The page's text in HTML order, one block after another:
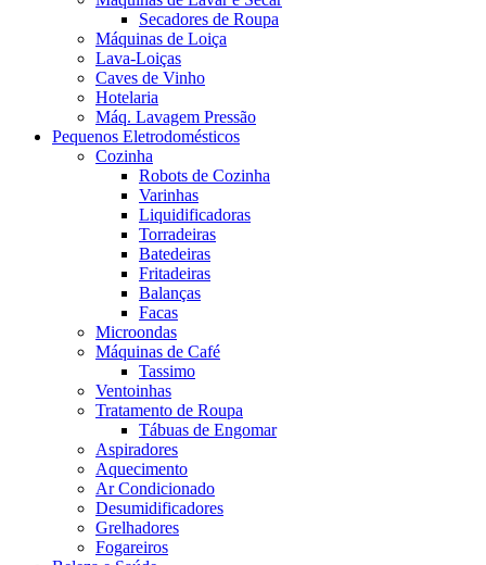
Secadores de Roupa
Máquinas de Loiça
Lava-Loiças
Caves de Vinho
Hotelaria
Máq. Lavagem Pressão
Pequenos Eletrodomésticos
Cozinha
Robots de Cozinha
Varinhas
Liquidificadoras
Torradeiras
Batedeiras
Fritadeiras
Balanças
Facas
Microondas
Máquinas de Café
Tassimo
Ventoinhas
Tratamento de Roupa
Tábuas de Engomar
Aspiradores
Aquecimento
Ar Condicionado
Desumidificadores
Grelhadores
Fogareiros